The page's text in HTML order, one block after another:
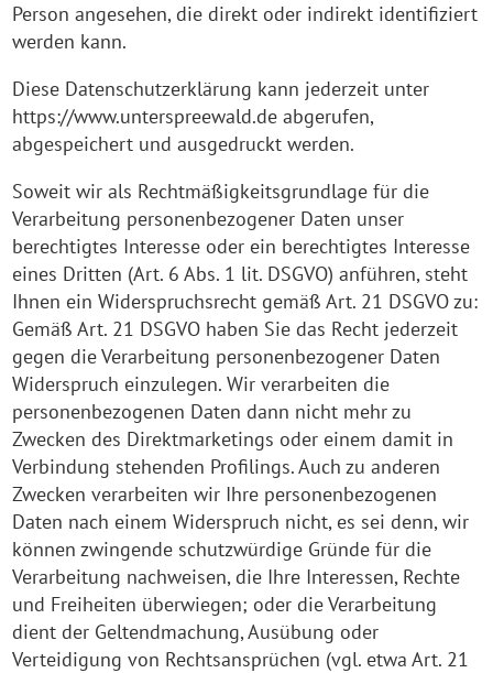
Person angesehen, die direkt oder indirekt identifiziert
werden kann.
Diese Datenschutzerklärung kann jederzeit unter
https://www.unterspreewald.de abgerufen,
abgespeichert und ausgedruckt werden.
Soweit wir als Rechtmäßigkeitsgrundlage für die
Verarbeitung personenbezogener Daten unser
berechtigtes Interesse oder ein berechtigtes Interesse
eines Dritten (Art. 6 Abs. 1 lit. DSGVO) anführen, steht
Ihnen ein Widerspruchsrecht gemäß Art. 21 DSGVO zu:
Gemäß Art. 21 DSGVO haben Sie das Recht jederzeit
gegen die Verarbeitung personenbezogener Daten
Widerspruch einzulegen. Wir verarbeiten die
personenbezogenen Daten dann nicht mehr zu
Zwecken des Direktmarketings oder einem damit in
Verbindung stehenden Profilings. Auch zu anderen
Zwecken verarbeiten wir Ihre personenbezogenen
Daten nach einem Widerspruch nicht, es sei denn, wir
können zwingende schutzwürdige Gründe für die
Verarbeitung nachweisen, die Ihre Interessen, Rechte
und Freiheiten überwiegen; oder die Verarbeitung
dient der Geltendmachung, Ausübung oder
Verteidigung von Rechtsansprüchen (vgl. etwa Art. 21